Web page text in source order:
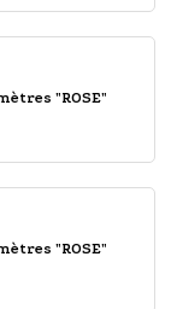
"ROSE"
"ROSE"